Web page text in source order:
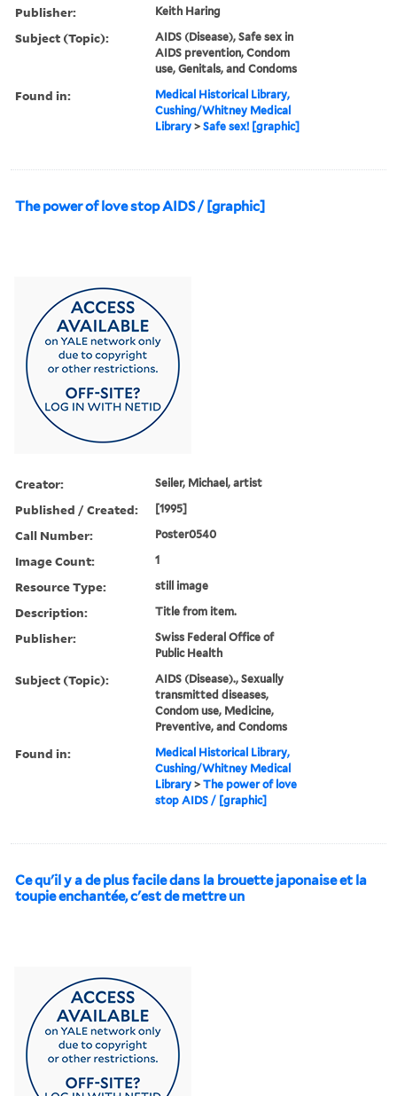
Publisher: Keith Haring
Subject (Topic):
AIDS (Disease), Safe sex in
AIDS prevention, Condom
use, Genitals, and Condoms
Found in:
Medical Historical Library,
Cushing/Whitney Medical
Library >Safe sex! [graphic]
The power of love stop AIDS / [graphic]
Creator: Seiler, Michael, artist
Published / Created: [1995]
Call Number: Poster0540
Image Count: 1
Resource Type: still image
Description: Title from item.
Publisher:
Swiss Federal Office of
Public Health
Subject (Topic):
AIDS (Disease)., Sexually
transmitted diseases,
Condom use, Medicine,
Preventive, and Condoms
Found in:
Medical Historical Library,
Cushing/Whitney Medical
Library >The power of love
stop AIDS / [graphic]
Ce qu'il y a de plus facile dans la brouette japonaise et la
toupie enchantée, c'est de mettre un